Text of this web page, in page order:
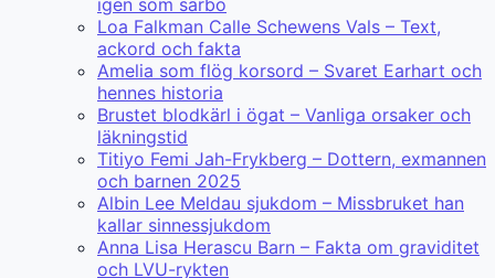
igen som särbo
Loa Falkman Calle Schewens Vals – Text,
ackord och fakta
Amelia som flög korsord – Svaret Earhart och
hennes historia
Brustet blodkärl i ögat – Vanliga orsaker och
läkningstid
Titiyo Femi Jah-Frykberg – Dottern, exmannen
och barnen 2025
Albin Lee Meldau sjukdom – Missbruket han
kallar sinnessjukdom
Anna Lisa Herascu Barn – Fakta om graviditet
och LVU-rykten